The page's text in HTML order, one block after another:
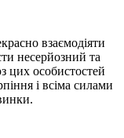
взаємодіяти
несерйозний та
цих особистостей
і всіма силами